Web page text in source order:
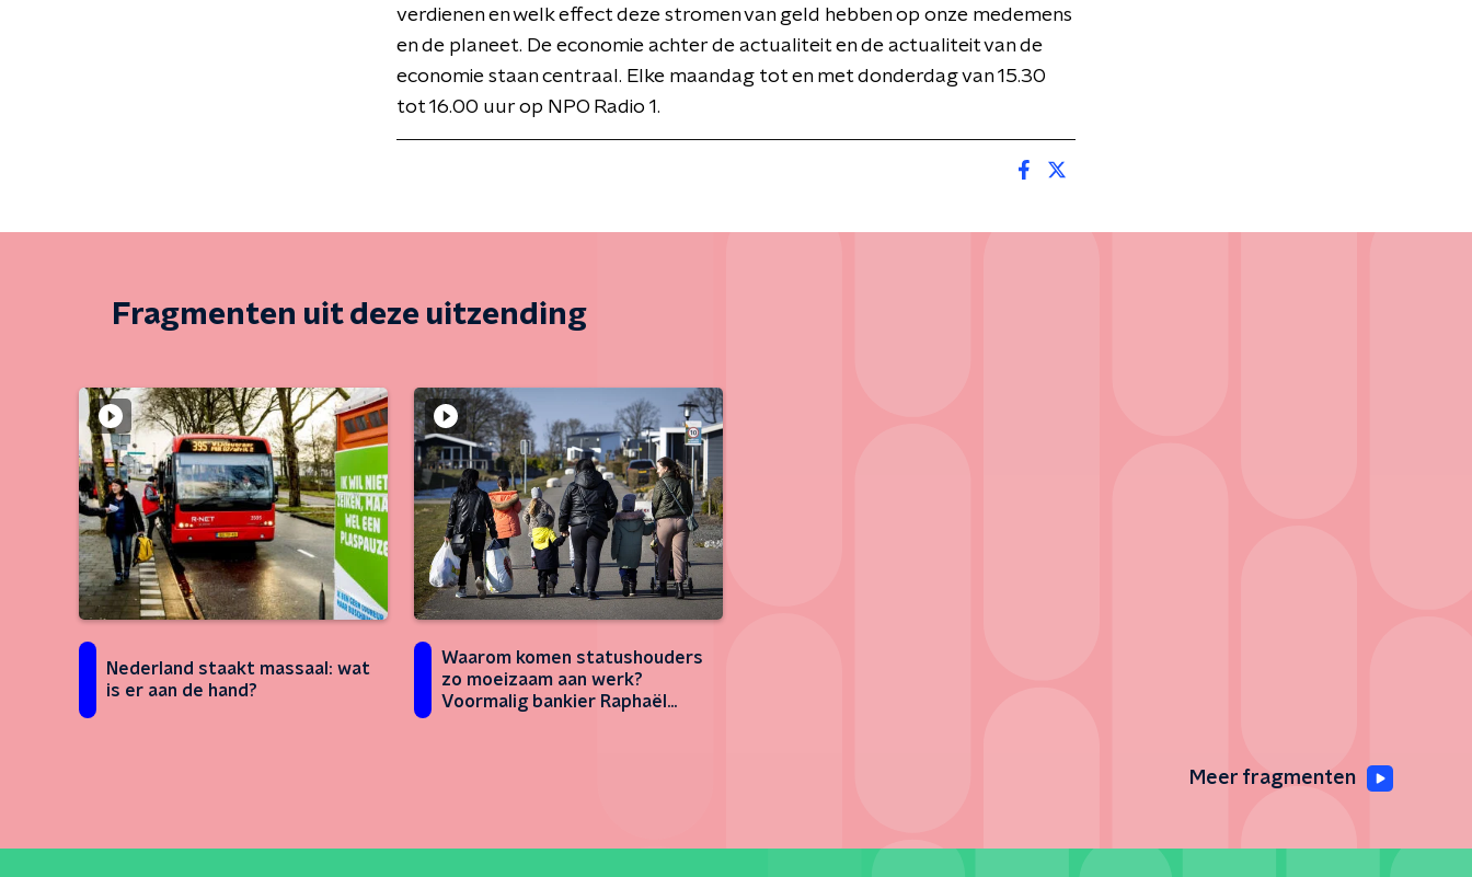
verdienen en welk effect deze stromen van geld hebben op onze medemens
en de planeet. De economie achter de actualiteit en de actualiteit van de
economie staan centraal. Elke maandag tot en met donderdag van 15.30
tot 16.00 uur op NPO Radio 1.
Fragmenten uit deze uitzending
Nederland staakt massaal: wat
is er aan de hand?
Waarom komen statushouders
zo moeizaam aan werk?
Voormalig bankier Raphaël
Meer fragmenten